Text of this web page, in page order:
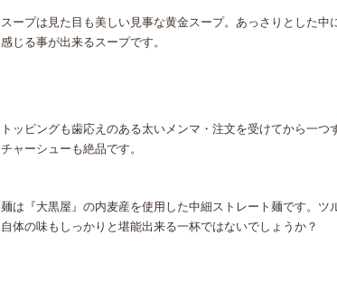
スープは見た目も美しい見事な黄金スープ。あっさりとした
感じる事が出来るスープです。
トッピングも歯応えのある太いメンマ・注文を受けてから一
チャーシューも絶品です。
麺は『大黒屋』の内麦産を使用した中細ストレート麺です。
自体の味もしっかりと堪能出来る一杯ではないでしょうか？